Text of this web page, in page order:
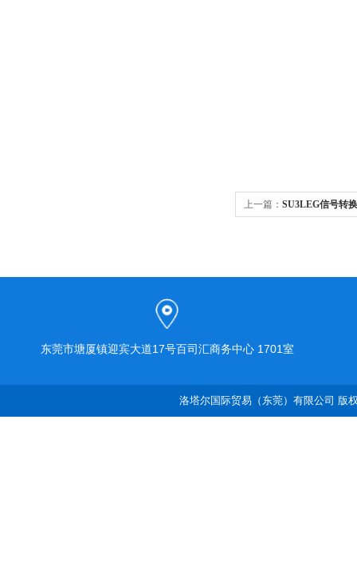
上一篇： SU3LEG信号转
东莞市塘厦镇迎宾大道17号百司汇商务中心 1701室
洛塔尔国际贸易（东莞）有限公司 版